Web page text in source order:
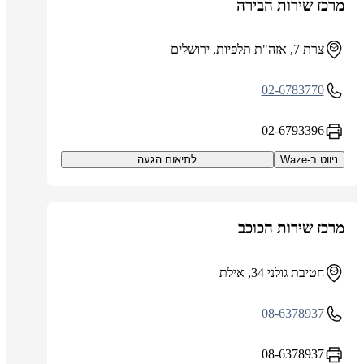
מרכז שירות הבירה
צרת 7, אזה"ת תלפיות, ירושלים
02-6783770
02-6793396
ניווט ב-Waze לתיאום הגעה
מרכז שירות הכוכב
חטיבת גולני 34, אילת
08-6378937
08-6378937